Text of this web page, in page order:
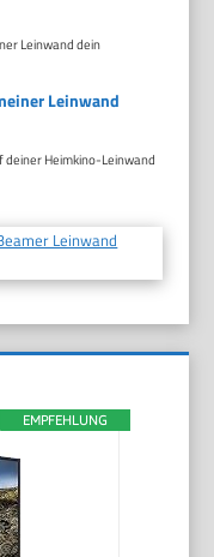
Leinwand dein
Leinwand
Heimkino-Leinwand
Leinwand
EMPFEHLUNG